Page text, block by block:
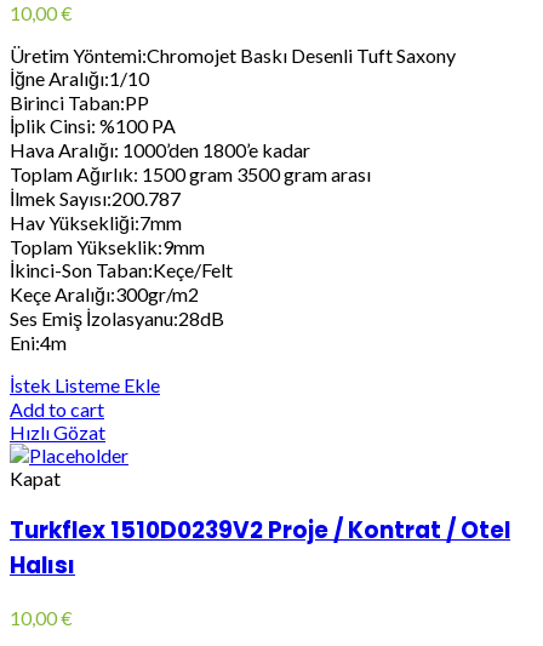
10,00€
Üretim Yöntemi:Chromojet Baskı Desenli Tuft Saxony
İğne Aralığı:1/10
Birinci Taban:PP
İplik Cinsi: %100 PA
Hava Aralığı: 1000’den 1800’e kadar
Toplam Ağırlık: 1500 gram 3500 gram arası
İlmek Sayısı:200.787
Hav Yüksekliği:7mm
Toplam Yükseklik:9mm
İkinci-Son Taban:Keçe/Felt
Keçe Aralığı:300gr/m2
Ses Emiş İzolasyanu:28dB
Eni:4m
İstek Listeme Ekle
Add to cart
Hızlı Gözat
Kapat
Turkflex 1510D0239V2 Proje / Kontrat / Otel
Halısı
10,00€